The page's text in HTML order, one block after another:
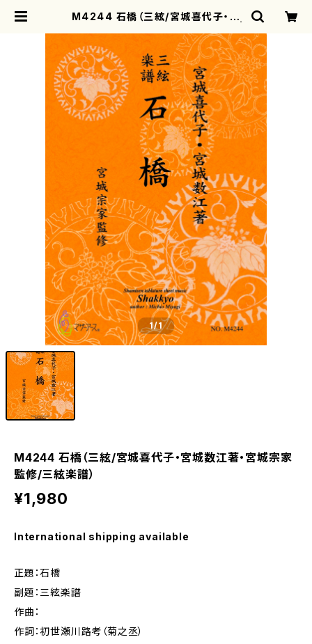
M4244 石橋（三絃/宮城喜代子・宮
motherearth
1/1
M4244 石橋（三絃/宮城喜代子・宮城数江著・宮城宗家
監修/三絃楽譜）
¥1,980
International shipping available
正題：石橋
副題：三絃楽譜
作曲：
作詞：初世瀬川路考（菊之丞）